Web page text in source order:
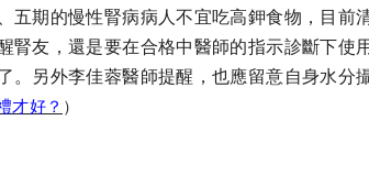
五期的慢性腎病病人不宜吃高鉀食物，目前
腎友，還是要在合格中醫師的指示診斷下使
。另外李佳蓉醫師提醒，也應留意自身水分
才好？ ）